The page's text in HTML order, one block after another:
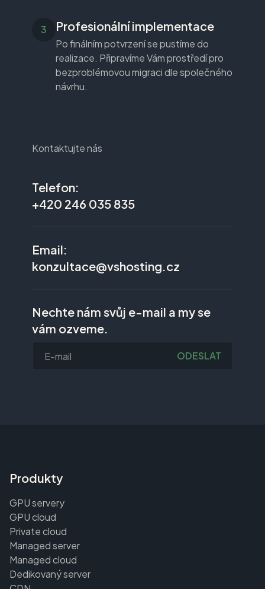
Profesionální implementace
Po finálním potvrzení se pustíme do
realizace. Připravíme Vám prostředí pro
bezproblémovou migraci dle společného
návrhu.
Kontaktujte nás
Telefon:
+420 246 035 835
Email:
konzultace@vshosting.cz
Nechte nám svůj e-mail a my se
vám ozveme.
ODESLAT
Produkty
GPU servery
GPU cloud
Private cloud
Managed server
Managed cloud
Dedikovaný server